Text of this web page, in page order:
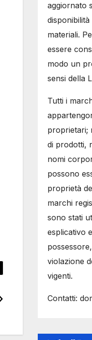
aggiornato
materiali.
essere
modo un
sensi della
Tutti i
proprietari;
di prodotti,
nomi
possono
proprietà
marchi
sono stati
esplicativo
violazione
vigenti.
Contatti: